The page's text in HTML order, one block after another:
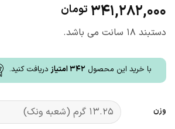
341,282,000 تومان
دستبند 18 سانت می باشد.
با خرید این محصول 342امتیازدریافت کنید.
وزن